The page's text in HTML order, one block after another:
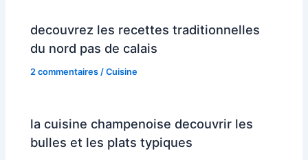
decouvrez les recettes traditionnelles
du nord pas de calais
2 commentaires /Cuisine
la cuisine champenoise decouvrir les
bulles et les plats typiques